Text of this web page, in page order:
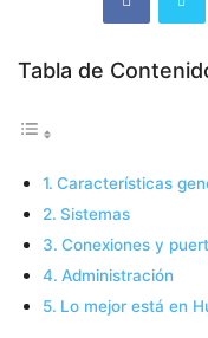
Tabla de
Características
Sistemas
Conexiones y
Administración
Lo mejor está en